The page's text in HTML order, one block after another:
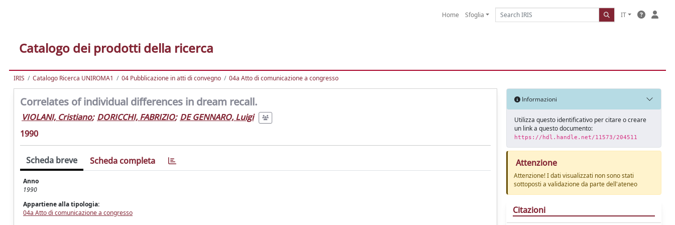
Home Sfoglia IT
Catalogo dei prodotti della ricerca
IRIS Catalogo Ricerca UNIROMA1 04 Pubblicazione in atti di convegno 04a Atto di comunicazione a congresso
Correlates of individual differences in dream recall.
VIOLANI, Cristiano; DORICCHI, FABRIZIO; DE GENNARO, Luigi
1990
Scheda breve Scheda completa
Anno
1990
Appartiene alla tipologia:
04a Atto di comunicazione a congresso
Informazioni
Utilizza questo identificativo per citare o creare
un link a questo documento:
https://hdl.handle.net/11573/204511
Attenzione
Attenzione! I dati visualizzati non sono stati
sottoposti a validazione da parte dell'ateneo
Citazioni